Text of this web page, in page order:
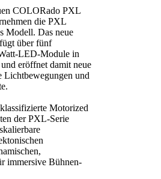
COLORado PXL
die PXL
Modell. Das neue
über fünf
LED-Module in
eröffnet damit neue
und
Motorized
der PXL-Serie
immersive Bühnen-